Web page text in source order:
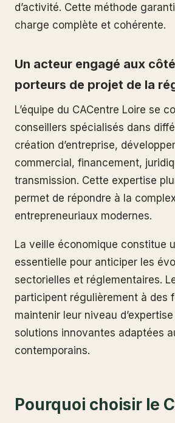
d’activité. Cette méthode
charge complète et cohérente.
Un acteur engagé aux
porteurs de projet de la
L’équipe du CACentre Loire se
conseillers spécialisés dans
création d’entreprise,
commercial, financement,
transmission. Cette expertise
permet de répondre à la
entrepreneuriaux modernes.
La veille économique constitue
essentielle pour anticiper les
sectorielles et réglementaires.
participent régulièrement à des
maintenir leur niveau
solutions innovantes adaptées
contemporains.
Pourquoi choisir le